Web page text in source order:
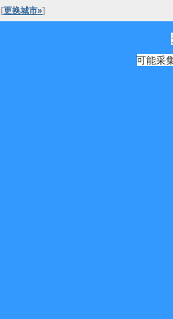
[更换城市»]
可能采